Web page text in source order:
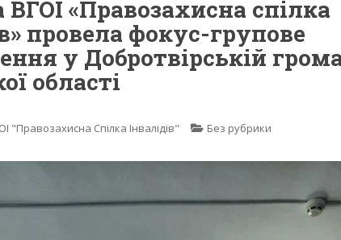
«Правозахисна спілка
провела фокус-групове
у Добротвірській
області
"Правозахисна Спілка Інвалідів" Без рубрики